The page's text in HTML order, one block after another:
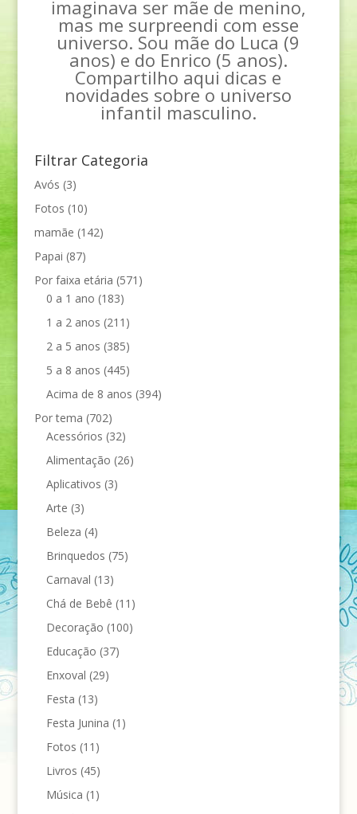
imaginava ser mãe de menino,
mas me surpreendi com esse
universo. Sou mãe do Luca (9
anos) e do Enrico (5 anos).
Compartilho aqui dicas e
novidades sobre o universo
infantil masculino.
Filtrar Categoria
Avós (3)
Fotos (10)
mamãe (142)
Papai (87)
Por faixa etária (571)
0 a 1 ano (183)
1 a 2 anos (211)
2 a 5 anos (385)
5 a 8 anos (445)
Acima de 8 anos (394)
Por tema (702)
Acessórios (32)
Alimentação (26)
Aplicativos (3)
Arte (3)
Beleza (4)
Brinquedos (75)
Carnaval (13)
Chá de Bebê (11)
Decoração (100)
Educação (37)
Enxoval (29)
Festa (13)
Festa Junina (1)
Fotos (11)
Livros (45)
Música (1)